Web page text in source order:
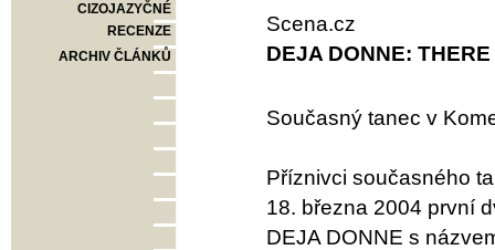
CIZOJAZYČNÉ
RECENZE
ARCHIV ČLÁNKŮ
Scena.cz
DEJA DONNE:
Současný tanec v
Příznivci současného
18. března 2004 první
DEJA DONNE s